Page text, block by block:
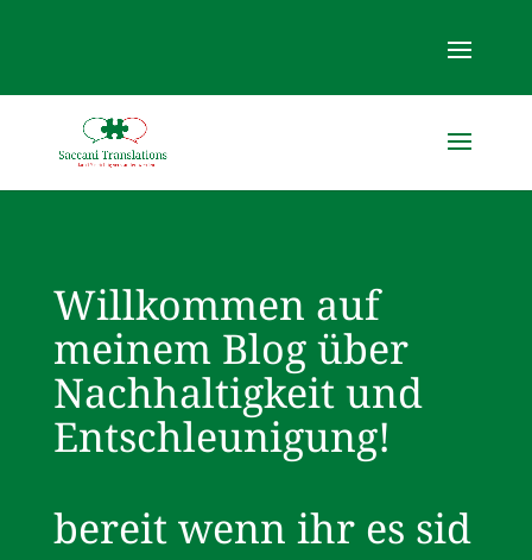
Willkommen auf
meinem Blog über
Nachhaltigkeit und
Entschleunigung!
bereit wenn ihr es sid